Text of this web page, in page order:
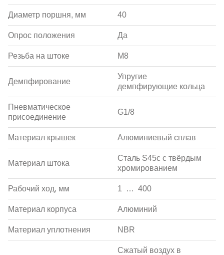
Диаметр поршня, мм 40
Опрос положения Да
Резьба на штоке M8
Демпфирование
Упругие
демпфирующие кольца
Пневматическое
присоединение
G1/8
Материал крышек Алюминиевый сплав
Материал штока
Сталь S45c с твёрдым
хромированием
Рабочий ход, мм 1 … 400
Материал корпуса Алюминий
Материал уплотнения NBR
Сжатый воздух в